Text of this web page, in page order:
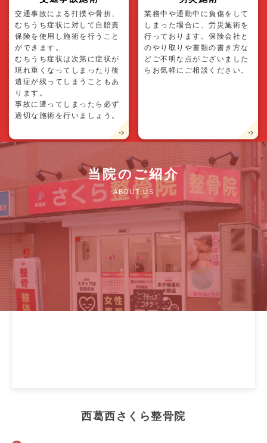
交通事故による打撲や骨折、
むちうち症状に対して自賠責
保険を使用し施術を行うこと
ができます。
むちうち症状は次第に症状が
現れ重くなってしまったり後
遺症が残ってしまうこともあ
ります。
事故に遭ってしまったら必ず
適切な施術を行いましょう。
業務中や通勤中に負傷をして
しまった場合に、労災施術を
行っております。保険会社と
のやり取りや書類の書き方な
どご不明な点がございました
らお気軽にご相談ください。
当院のご紹介
ABOUT US
西葛西さくら整骨院